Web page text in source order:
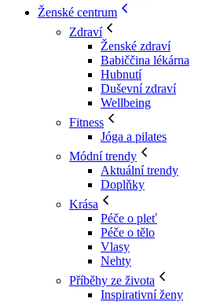
Ženské centrum
Zdraví
Ženské zdraví
Babiččina lékárna
Hubnutí
Duševní zdraví
Wellbeing
Fitness
Jóga a pilates
Módní trendy
Aktuální trendy
Doplňky
Krása
Péče o pleť
Péče o tělo
Vlasy
Nehty
Příběhy ze života
Inspirativní ženy